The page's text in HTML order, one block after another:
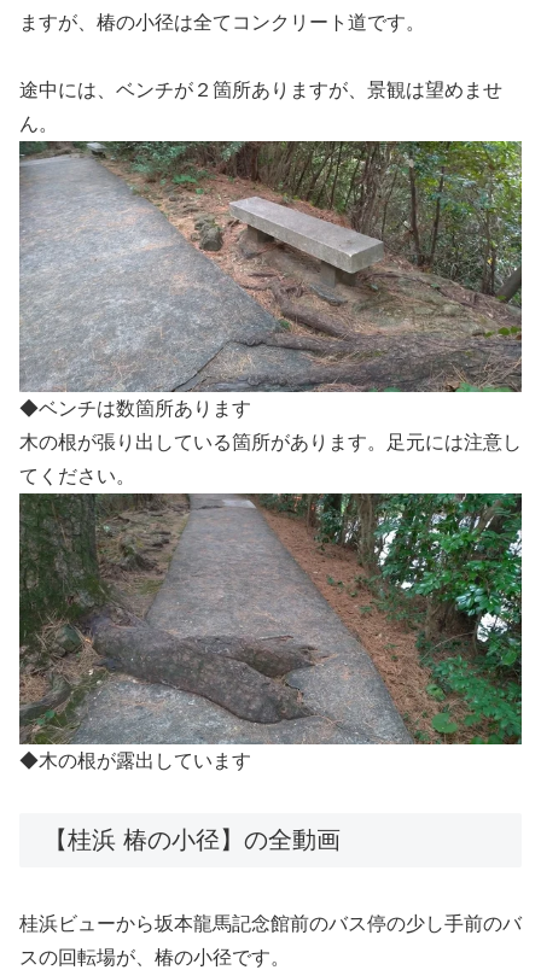
ますが、椿の小径は全てコンクリート道です。
途中には、ベンチが２箇所ありますが、景観は望めませ
ん。
◆ベンチは数箇所あります
木の根が張り出している箇所があります。足元には注意し
てください。
◆木の根が露出しています
【桂浜 椿の小径】の全動画
桂浜ビューから坂本龍馬記念館前のバス停の少し手前のバ
スの回転場が、椿の小径です。